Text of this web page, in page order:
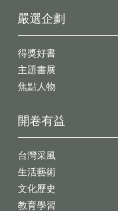
開卷有益
台灣采風
生活藝術
文化歷史
教育學習
嚴選企劃
得獎好書
主題書展
焦點人物